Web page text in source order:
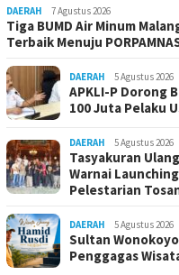
DAERAH 7 Agustus 2026
Tiga BUMD Air Minum
Terbaik Menuju
DAERAH 5 Agustus 2026
APKLI-P Dorong
100 Juta Pelaku
DAERAH 5 Agustus 2026
Tasyakuran
Warnai
Pelestarian
DAERAH 5 Agustus 2026
Sultan
Penggagas